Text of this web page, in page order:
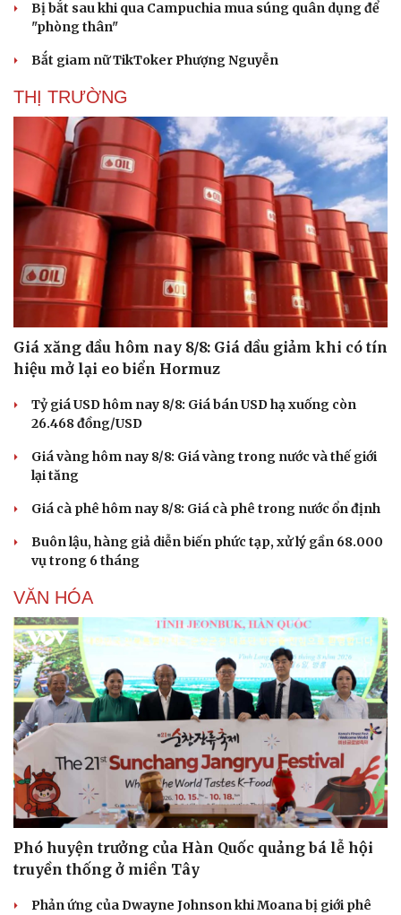
Du lịch
Tư vấn
Săn Tour
check-in
Podcast
Câu chuyện thời sự
Đọc truyện đêm khuya
Cửa sổ tình yêu
Kể chuyện cho bé
Hạt giống tâm hồn
Bị bắt sau khi qua Campuchia mua súng quân dụng để
"phòng thân"
Bắt giam nữ TikToker Phượng Nguyễn
THỊ TRƯỜNG
Giá xăng dầu hôm nay 8/8: Giá dầu giảm khi có tín
hiệu mở lại eo biển Hormuz
Tỷ giá USD hôm nay 8/8: Giá bán USD hạ xuống còn
26.468 đồng/USD
Giá vàng hôm nay 8/8: Giá vàng trong nước và thế giới
lại tăng
Giá cà phê hôm nay 8/8: Giá cà phê trong nước ổn định
Buôn lậu, hàng giả diễn biến phức tạp, xử lý gần 68.000
vụ trong 6 tháng
VĂN HÓA
Phó huyện trưởng của Hàn Quốc quảng bá lễ hội
truyền thống ở miền Tây
Phản ứng của Dwayne Johnson khi Moana bị giới phê